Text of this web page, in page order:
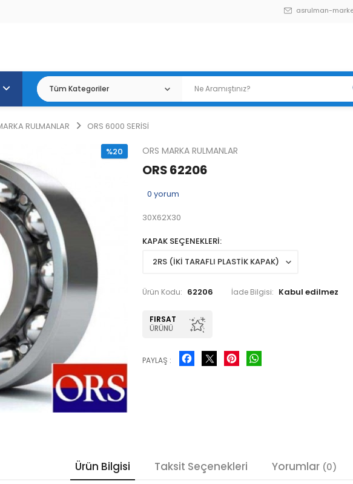
asrulman-
RULMANLAR ORS 6000 SERİSİ
%20 ORS MARKA RULMANLAR
ORS 62206
0 yorum
30X62X30
KAPAK SEÇENEKLERİ
Ürün Kodu: 62206 İade Bilgisi:
FIRSAT
ÜRÜNÜ
PAYLAŞ :
Facebook Pinterest
Ürün Bilgisi Taksit Seçenekleri Yorumlar (0)